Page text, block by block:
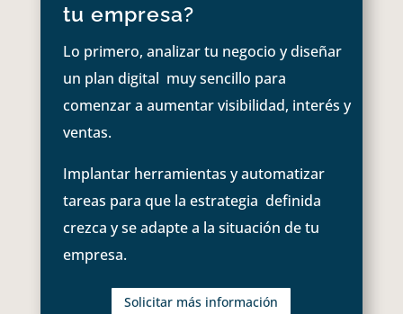
tu empresa?
Lo primero, analizar tu negocio y diseñar
un plan digital muy sencillo para
comenzar a aumentar visibilidad, interés y
ventas.
Implantar herramientas y automatizar
tareas para que la estrategia definida
crezca y se adapte a la situación de tu
empresa.
Solicitar más información